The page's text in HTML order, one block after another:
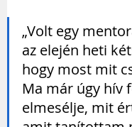
„Volt egy
az elején heti
hogy most mit
Ma már úgy hív
elmesélje, mit